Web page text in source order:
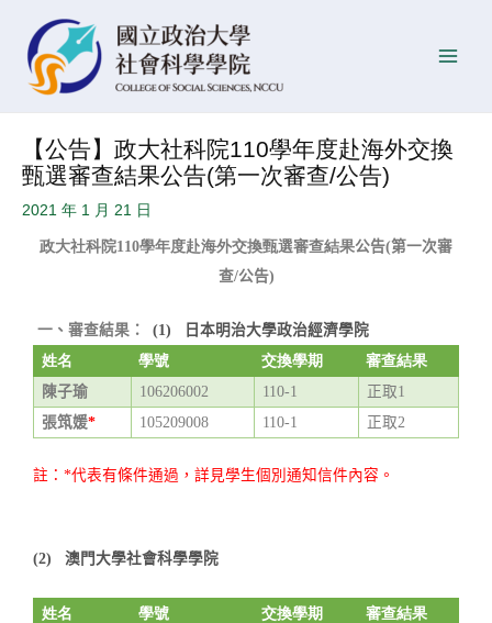
【公告】政大社科院110學年度赴海外交換
甄選審查結果公告(第一次審查/公告)
2021 年 1 月 21 日
政大社科院110學年度赴海外交換甄選審查結果公告(第一次審
查/公告)
一、審查結果： (1) 日本明治大學政治經濟學院
姓名 學號 交換學期 審查結果
陳子瑜 106206002 110-1 正取1
張筑媛* 105209008 110-1 正取2
註： *代表有條件通過，詳見學生個別通知信件內容。
(2) 澳門大學社會科學學院
姓名 學號 交換學期 審查結果
navigation
佈
日